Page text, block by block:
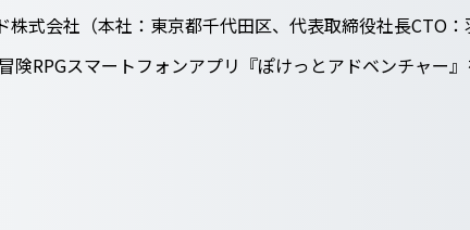
式会社（本社：東京都千代田区、代表取締役社長CTO
RPGスマートフォンアプリ『ぽけっとアドベンチャー